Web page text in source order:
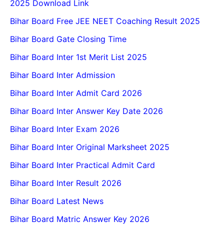
2025 Download Link
Bihar Board Free JEE NEET Coaching Result 2025
Bihar Board Gate Closing Time
Bihar Board Inter 1st Merit List 2025
Bihar Board Inter Admission
Bihar Board Inter Admit Card 2026
Bihar Board Inter Answer Key Date 2026
Bihar Board Inter Exam 2026
Bihar Board Inter Original Marksheet 2025
Bihar Board Inter Practical Admit Card
Bihar Board Inter Result 2026
Bihar Board Latest News
Bihar Board Matric Answer Key 2026